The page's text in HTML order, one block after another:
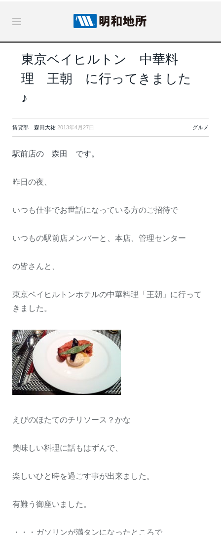
東京ベイヒルトン 中華料
理 王朝 に行ってきました
♪
賃貸部 森田大祐 2013年4月27日 グルメ
駅前店の 森田 です。
昨日の夜、
いつも仕事でお世話になっている方のご招待で
いつもの駅前店メンバーと、本店、管理センター
の皆さんと、
東京ベイヒルトンホテルの中華料理「王朝」に行って
きました。
えびのほたてのチリソース？かな
美味しい料理に話もはずんで、
楽しいひと時を過ごす事が出来ました。
有難う御座いました。
・・・ガソリンが満タンになったところで